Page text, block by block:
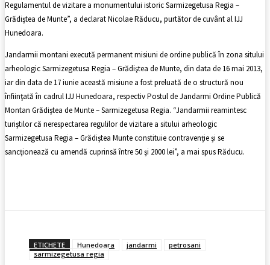
Regulamentul de vizitare a monumentului istoric Sarmizegetusa Regia –
Grădiştea de Munte”, a declarat Nicolae Răducu, purtător de cuvânt al IJJ
Hunedoara.
Jandarmii montani execută permanent misiuni de ordine publică în zona sitului
arheologic Sarmizegetusa Regia – Grădiştea de Munte, din data de 16 mai 2013,
iar din data de 17 iunie această misiune a fost preluată de o structură nou
înfiinţată în cadrul IJJ Hunedoara, respectiv Postul de Jandarmi Ordine Publică
Montan Grădiştea de Munte – Sarmizegetusa Regia. “Jandarmii reamintesc
turiştilor că nerespectarea regulilor de vizitare a sitului arheologic
Sarmizegetusa Regia – Grădiştea Munte constituie contravenţie şi se
sancţionează cu amendă cuprinsă între 50 şi 2000 lei”, a mai spus Răducu.
ETICHETE Hunedoara jandarmi
petrosani
sarmizegetusa regia